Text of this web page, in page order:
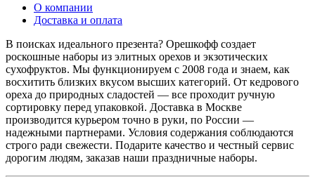
О компании
Доставка и оплата
В поисках идеального презента? Орешкофф создает
роскошные наборы из элитных орехов и экзотических
сухофруктов. Мы функционируем с 2008 года и знаем, как
восхитить близких вкусом высших категорий. От кедрового
ореха до природных сладостей — все проходит ручную
сортировку перед упаковкой. Доставка в Москве
производится курьером точно в руки, по России —
надежными партнерами. Условия содержания соблюдаются
строго ради свежести. Подарите качество и честный сервис
дорогим людям, заказав наши праздничные наборы.